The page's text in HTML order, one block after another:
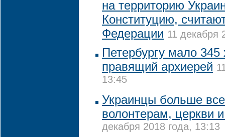
на территорию
Конституцию,
Федерации 11 декабря
Петербургу мало 345
правящий архиерей
13:45
Украинцы больше
волонтерам, церкви
декабря 2018 года, 13:13